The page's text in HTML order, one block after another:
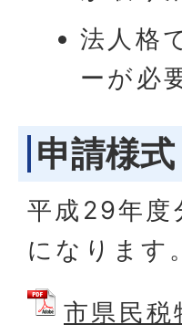
法人格
ーが必
申請様式
平成29年度
になります。
市県民